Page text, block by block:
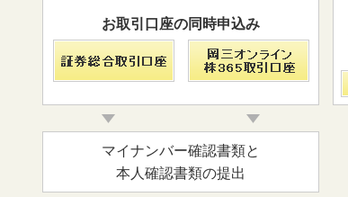
お取引口座の同時申込み
マイナンバー確認書類と
本人確認書類の提出